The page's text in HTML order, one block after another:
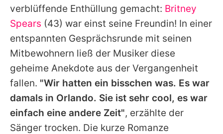
Jobs
App runterladen
Team
Redaktionelle Richtlinien
Impressum
Datenschutzerklärung
verblüffende Enthüllung gemacht: Britney
Spears (43) war einst seine Freundin! In einer
entspannten Gesprächsrunde mit seinen
Mitbewohnern ließ der Musiker diese
geheime Anekdote aus der Vergangenheit
fallen. "Wir hatten ein bisschen was. Es war
damals in Orlando. Sie ist sehr cool, es war
einfach eine andere Zeit", erzählte der
Sänger trocken. Die kurze Romanze